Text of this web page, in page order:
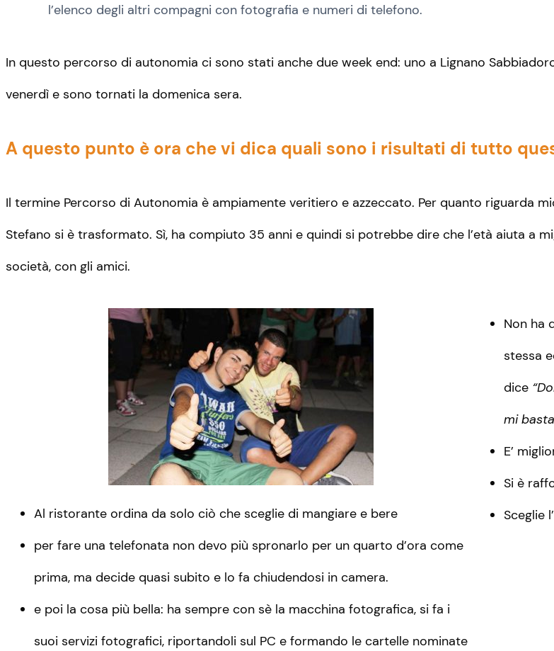
l’elenco degli altri compagni con fotografia e numeri di telefono.
In questo percorso di autonomia ci sono stati anche due week end: uno a Lignano
venerdì e sono tornati la domenica sera.
A questo punto è ora che vi dica quali sono i risultati di tutto
Il termine Percorso di Autonomia è ampiamente veritiero e azzeccato. Per quanto riguarda
Stefano si è trasformato. Sì, ha compiuto 35 anni e quindi si potrebbe dire che l’età aiuta a
società, con gli amici.
Al ristorante ordina da solo ciò che sceglie di mangiare e bere
per fare una telefonata non devo più spronarlo per un quarto d’ora come
prima, ma decide quasi subito e lo fa chiudendosi in camera.
e poi la cosa più bella: ha sempre con sè la macchina fotografica, si fa i
suoi servizi fotografici, riportandoli sul PC e formando le cartelle nominate
Non ha
stessa
dice
mi
E’
Si è
Sceglie